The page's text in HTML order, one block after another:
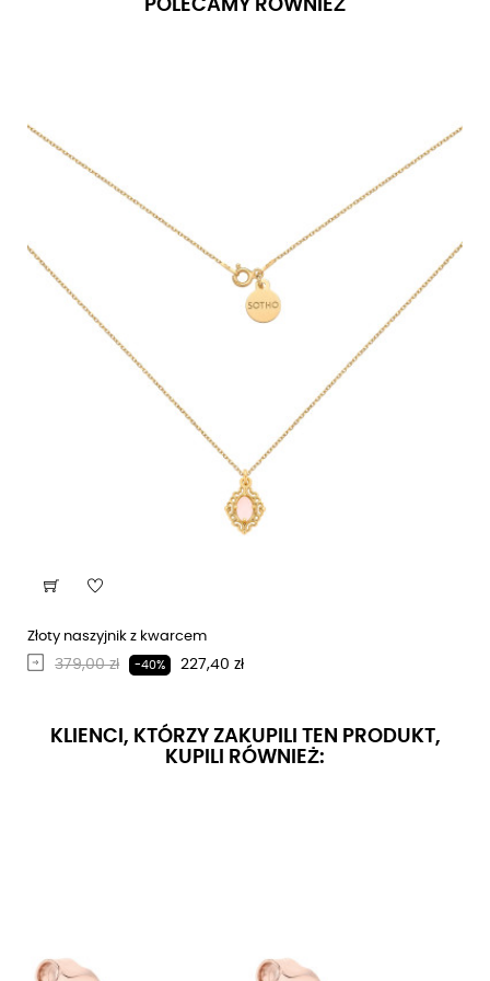
POLECAMY RÓWNIEŻ
Złoty naszyjnik z kwarcem
Regularna cena
379,00 zł -40% Cena
227,40 zł
KLIENCI, KTÓRZY ZAKUPILI TEN PRODUKT,
KUPILI RÓWNIEŻ: